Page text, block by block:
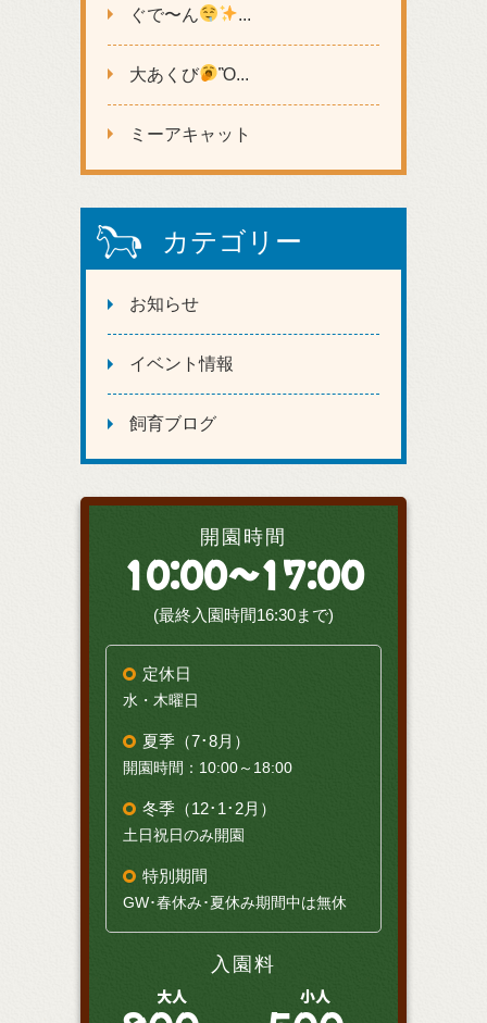
ぐで〜ん ...
大あくび Ὂ...
ミーアキャット
カテゴリー
お知らせ
イベント情報
飼育ブログ
開園時間
10:00～17:00
(最終入園時間16:30まで)
定休日
水・木曜日
夏季（7･8月）
開園時間：10:00～18:00
冬季（12･1･2月）
土日祝日のみ開園
特別期間
GW･春休み･夏休み期間中は無休
入園料
大人
小人